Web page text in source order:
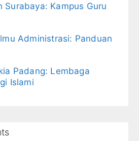
Surabaya: Kampus Guru
Administrasi: Panduan
Padang: Lembaga
Islami